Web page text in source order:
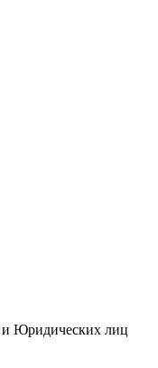
и Юридических лиц